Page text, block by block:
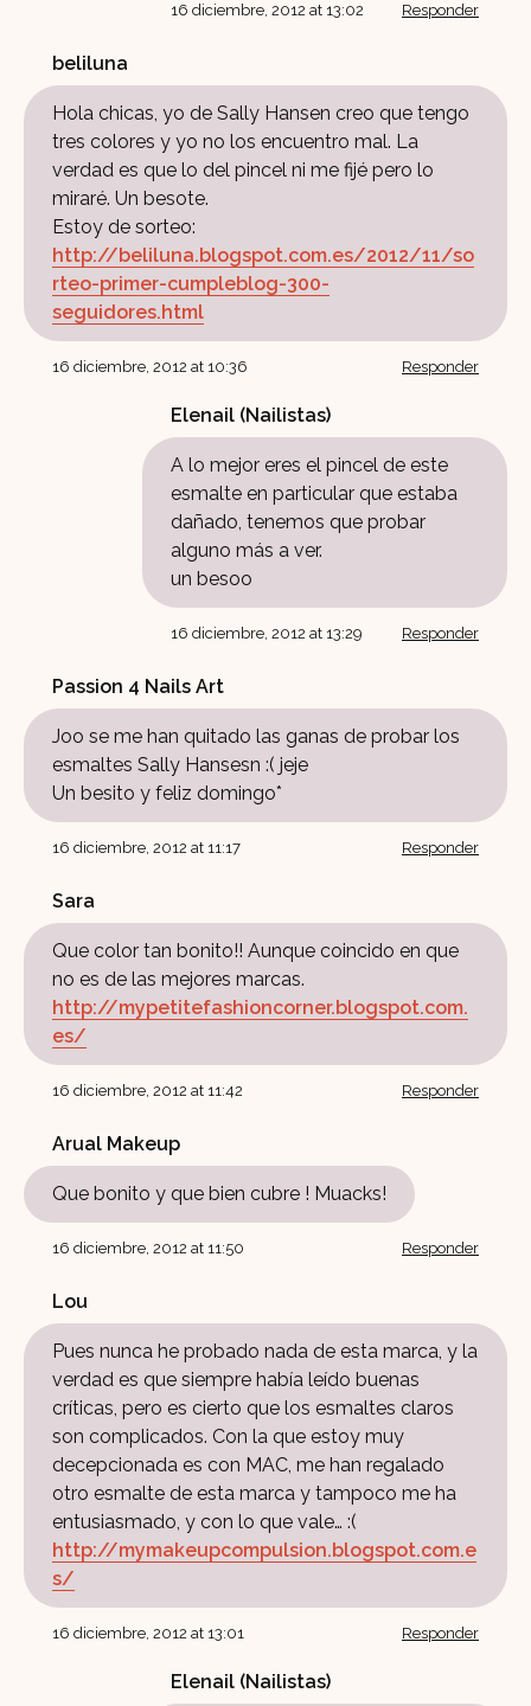
16 diciembre, 2012 at 13:02 Responder
beliluna
Hola chicas, yo de Sally Hansen creo que tengo
tres colores y yo no los encuentro mal. La
verdad es que lo del pincel ni me fijé pero lo
miraré. Un besote.
Estoy de sorteo:
http://beliluna.blogspot.com.es/2012/11/so
rteo-primer-cumpleblog-300-
seguidores.html
16 diciembre, 2012 at 10:36 Responder
Elenail (Nailistas)
A lo mejor eres el pincel de este
esmalte en particular que estaba
dañado, tenemos que probar
alguno más a ver.
un besoo
16 diciembre, 2012 at 13:29 Responder
Passion 4 Nails Art
Joo se me han quitado las ganas de probar los
esmaltes Sally Hansesn :( jeje
Un besito y feliz domingo*
16 diciembre, 2012 at 11:17 Responder
Sara
Que color tan bonito!! Aunque coincido en que
no es de las mejores marcas.
http://mypetitefashioncorner.blogspot.com.
es/
16 diciembre, 2012 at 11:42 Responder
Arual Makeup
Que bonito y que bien cubre ! Muacks!
16 diciembre, 2012 at 11:50 Responder
Lou
Pues nunca he probado nada de esta marca, y la
verdad es que siempre había leído buenas
críticas, pero es cierto que los esmaltes claros
son complicados. Con la que estoy muy
decepcionada es con MAC, me han regalado
otro esmalte de esta marca y tampoco me ha
entusiasmado, y con lo que vale… :(
http://mymakeupcompulsion.blogspot.com.e
s/
16 diciembre, 2012 at 13:01 Responder
Elenail (Nailistas)